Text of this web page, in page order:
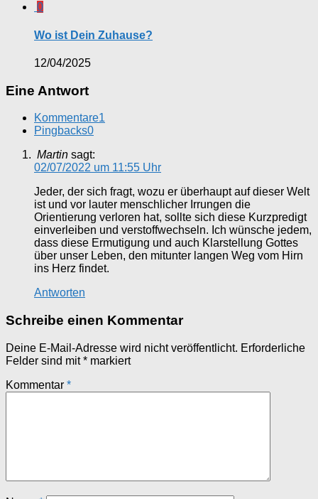
0
Wo ist Dein Zuhause?
12/04/2025
Eine Antwort
Kommentare1
Pingbacks0
Martin sagt:
02/07/2022 um 11:55 Uhr
Jeder, der sich fragt, wozu er überhaupt auf dieser Welt
ist und vor lauter menschlicher Irrungen die
Orientierung verloren hat, sollte sich diese Kurzpredigt
einverleiben und verstoffwechseln. Ich wünsche jedem,
dass diese Ermutigung und auch Klarstellung Gottes
über unser Leben, den mitunter langen Weg vom Hirn
ins Herz findet.
Antworten
Schreibe einen Kommentar
Deine E-Mail-Adresse wird nicht veröffentlicht. Erforderliche
Felder sind mit* markiert
Kommentar *